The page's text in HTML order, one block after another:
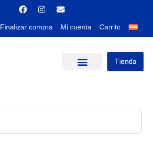
F
a
e
b
I
n
t
a
E
n
v
e
l
Finalizar compra Mi cuenta Carrito
Tienda